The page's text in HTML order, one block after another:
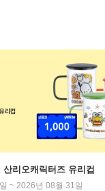
리오캐릭터즈 유리컵
~ 2026년 08월 31일